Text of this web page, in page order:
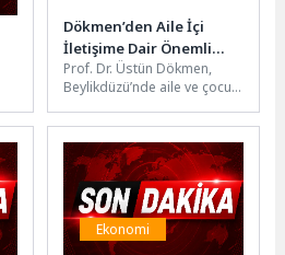
Dökmen’den Aile İçi
İletişime Dair Önemli
Mesajlar
Prof. Dr. Üstün Dökmen,
Beylikdüzü’nde aile ve çocuk
söyleşi gerçekleştirdi.
Beylikdüzü...
Ekonomi